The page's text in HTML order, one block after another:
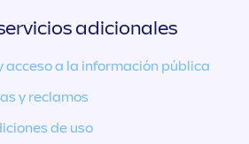
adicionales
acceso a la información pública
y reclamos
de uso